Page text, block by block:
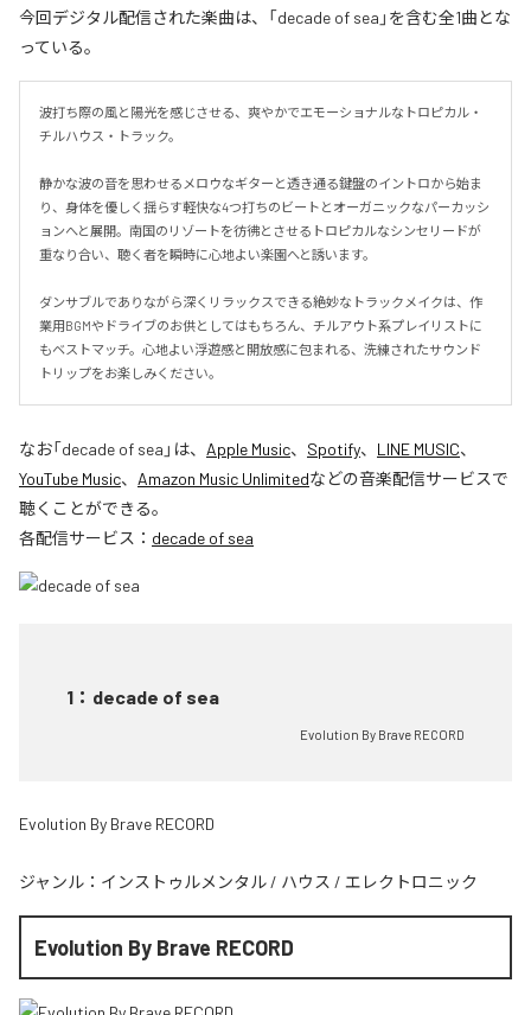
今回デジタル配信された楽曲は、「decade of sea」を含む全1曲とな
っている。
波打ち際の風と陽光を感じさせる、爽やかでエモーショナルなトロピカル・
チルハウス・トラック。
静かな波の音を思わせるメロウなギターと透き通る鍵盤のイントロから始ま
り、身体を優しく揺らす軽快な4つ打ちのビートとオーガニックなパーカッシ
ョンへと展開。南国のリゾートを彷彿とさせるトロピカルなシンセリードが
重なり合い、聴く者を瞬時に心地よい楽園へと誘います。
ダンサブルでありながら深くリラックスできる絶妙なトラックメイクは、作
業用BGMやドライブのお供としてはもちろん、チルアウト系プレイリストに
もベストマッチ。心地よい浮遊感と開放感に包まれる、洗練されたサウンド
トリップをお楽しみください。
なお「decade of sea 」は、 Apple Music、 Spotify、 LINE MUSIC、
YouTube Music、 Amazon Music Unlimitedなどの音楽配信サービスで
聴くことができる。
各配信サービス： decade of sea
1 ： decade of sea
Evolution By Brave RECORD
Evolution By Brave RECORD
ジャンル： インストゥルメンタル / ハウス / エレクトロニック
Evolution By Brave RECORD